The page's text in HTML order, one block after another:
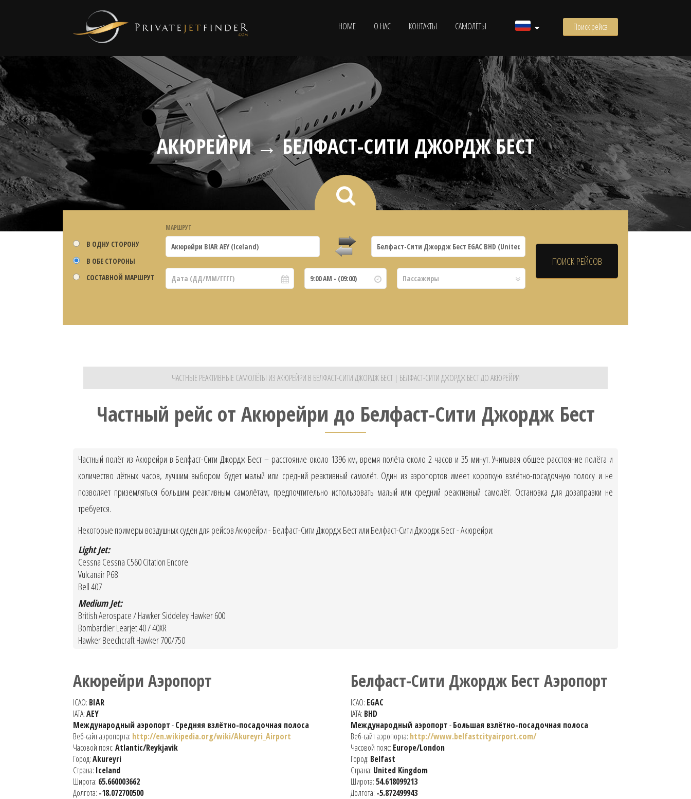
HOME О НАС КОНТАКТЫ САМОЛЁТЫ Поиск рейса
АКЮРЕЙРИ → БЕЛФАСТ-СИТИ ДЖОРДЖ БЕСТ
В ОДНУ СТОРОНУ
В ОБЕ СТОРОНЫ
СОСТАВНОЙ МАРШРУТ
МАРШРУТ
ЧАСТНЫЕ РЕАКТИВНЫЕ САМОЛЁТЫ ИЗ АКЮРЕЙРИ В БЕЛФАСТ-СИТИ ДЖОРДЖ БЕСТ | БЕЛФАСТ-СИТИ ДЖОРДЖ БЕСТ ДО АКЮРЕЙРИ
Частный рейс от Акюрейри до Белфаст-Сити Джордж Бест
Частный полёт из Акюрейри в Белфаст-Сити Джордж Бест – расстояние около 1396 км, время полёта около 2 часов и 35 минут. Учитывая общее расстояние полёта и
количество лётных часов, лучшим выбором будет малый или средний реактивный самолёт. Один из аэропортов имеет короткую взлётно-посадочную полосу и не
позволяет приземляться большим реактивным самолётам, предпочтительно использовать малый или средний реактивный самолёт. Остановка для дозаправки не
требуется.
Некоторые примеры воздушных суден для рейсов Акюрейри - Белфаст-Сити Джордж Бест или Белфаст-Сити Джордж Бест - Акюрейри:
Light Jet:
Cessna Cessna C560 Citation Encore
Vulcanair P68
Bell 407
Medium Jet:
British Aerospace / Hawker Siddeley Hawker 600
Bombardier Learjet 40 / 40XR
Hawker Beechcraft Hawker 700/750
Акюрейри Аэропорт
ICAO: BIAR
IATA:AEY
Международный аэропорт-Средняя взлётно-посадочная полоса
Веб-сайт аэропорта: http://en.wikipedia.org/wiki/Akureyri_Airport
Часовой пояс:Atlantic/Reykjavik
Город:Akureyri
Страна: Iceland
Широта: 65.660003662
Долгота: -18.072700500
Белфаст-Сити Джордж Бест Аэропорт
ICAO: EGAC
IATA: BHD
Международный аэропорт-Большая взлётно-посадочная полоса
Веб-сайт аэропорта: http://www.belfastcityairport.com/
Часовой пояс: Europe/London
Город: Belfast
Страна: United Kingdom
Широта:54.618099213
Долгота: -5.872499943